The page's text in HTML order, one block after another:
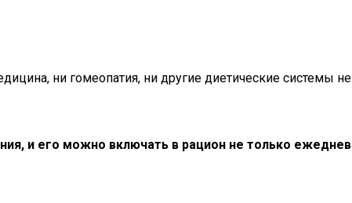
ни гомеопатия, ни другие диетические системы не
и его можно включать в рацион не только